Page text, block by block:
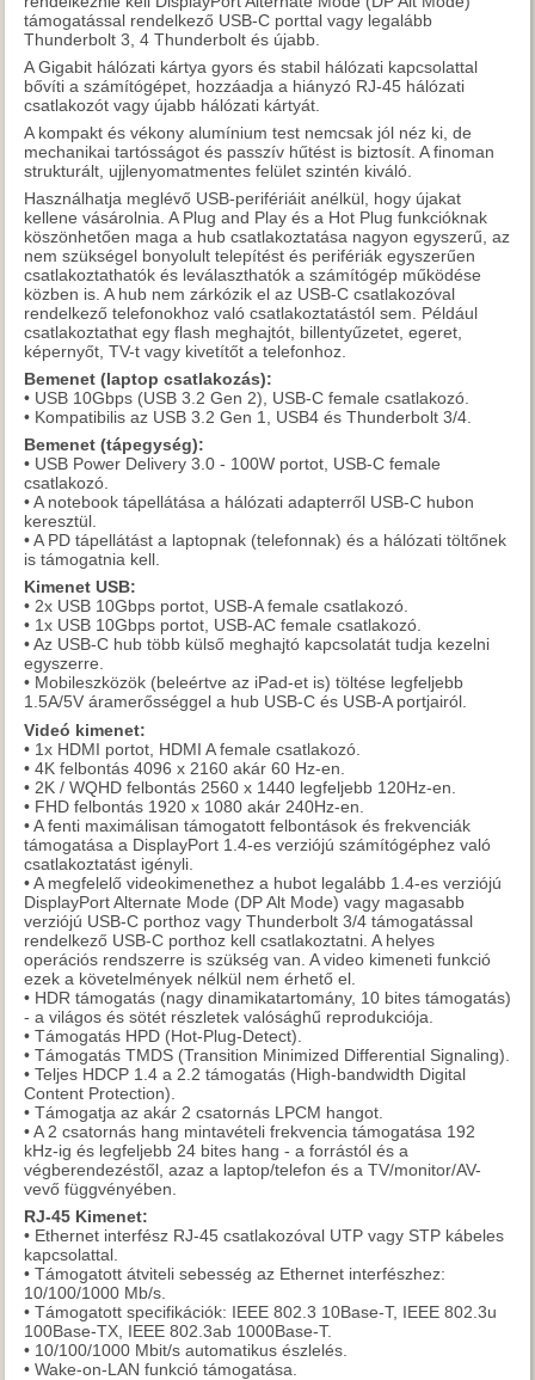
támogatással rendelkező USB-C porttal vagy legalább
Thunderbolt 3, 4 Thunderbolt és újabb.
A Gigabit hálózati kártya gyors és stabil hálózati kapcsolattal
bővíti a számítógépet, hozzáadja a hiányzó RJ-45 hálózati
csatlakozót vagy újabb hálózati kártyát.
A kompakt és vékony alumínium test nemcsak jól néz ki, de
mechanikai tartósságot és passzív hűtést is biztosít. A finoman
strukturált, ujjlenyomatmentes felület szintén kiváló.
Használhatja meglévő USB-perifériáit anélkül, hogy újakat
kellene vásárolnia. A Plug and Play és a Hot Plug funkcióknak
köszönhetően maga a hub csatlakoztatása nagyon egyszerű, az
nem szükségel bonyolult telepítést és perifériák egyszerűen
csatlakoztathatók és leválaszthatók a számítógép működése
közben is. A hub nem zárkózik el az USB-C csatlakozóval
rendelkező telefonokhoz való csatlakoztatástól sem. Például
csatlakoztathat egy flash meghajtót, billentyűzetet, egeret,
képernyőt, TV-t vagy kivetítőt a telefonhoz.
Bemenet (laptop csatlakozás):
• USB 10Gbps (USB 3.2 Gen 2), USB-C female csatlakozó.
• Kompatibilis az USB 3.2 Gen 1, USB4 és Thunderbolt 3/4.
Bemenet (tápegység):
• USB Power Delivery 3.0 - 100W portot, USB-C female
csatlakozó.
• A notebook tápellátása a hálózati adapterről USB-C hubon
keresztül.
• A PD tápellátást a laptopnak (telefonnak) és a hálózati töltőnek
is támogatnia kell.
Kimenet USB:
• 2x USB 10Gbps portot, USB-A female csatlakozó.
• 1x USB 10Gbps portot, USB-AC female csatlakozó.
• Az USB-C hub több külső meghajtó kapcsolatát tudja kezelni
egyszerre.
• Mobileszközök (beleértve az iPad-et is) töltése legfeljebb
1.5A/5V áramerősséggel a hub USB-C és USB-A portjairól.
Videó kimenet:
• 1x HDMI portot, HDMI A female csatlakozó.
• 4K felbontás 4096 x 2160 akár 60 Hz-en.
• 2K / WQHD felbontás 2560 x 1440 legfeljebb 120Hz-en.
• FHD felbontás 1920 x 1080 akár 240Hz-en.
• A fenti maximálisan támogatott felbontások és frekvenciák
támogatása a DisplayPort 1.4-es verziójú számítógéphez való
csatlakoztatást igényli.
• A megfelelő videokimenethez a hubot legalább 1.4-es verziójú
DisplayPort Alternate Mode (DP Alt Mode) vagy magasabb
verziójú USB-C porthoz vagy Thunderbolt 3/4 támogatással
rendelkező USB-C porthoz kell csatlakoztatni. A helyes
operációs rendszerre is szükség van. A video kimeneti funkció
ezek a követelmények nélkül nem érhető el.
• HDR támogatás (nagy dinamikatartomány, 10 bites támogatás)
- a világos és sötét részletek valósághű reprodukciója.
• Támogatás HPD (Hot-Plug-Detect).
• Támogatás TMDS (Transition Minimized Differential Signaling).
• Teljes HDCP 1.4 a 2.2 támogatás (High-bandwidth Digital
Content Protection).
• Támogatja az akár 2 csatornás LPCM hangot.
• A 2 csatornás hang mintavételi frekvencia támogatása 192
kHz-ig és legfeljebb 24 bites hang - a forrástól és a
végberendezéstől, azaz a laptop/telefon és a TV/monitor/AV-
vevő függvényében.
RJ-45 Kimenet:
• Ethernet interfész RJ-45 csatlakozóval UTP vagy STP kábeles
kapcsolattal.
• Támogatott átviteli sebesség az Ethernet interfészhez:
10/100/1000 Mb/s.
• Támogatott specifikációk: IEEE 802.3 10Base-T, IEEE 802.3u
100Base-TX, IEEE 802.3ab 1000Base-T.
• 10/100/1000 Mbit/s automatikus észlelés.
• Wake-on-LAN funkció támogatása.